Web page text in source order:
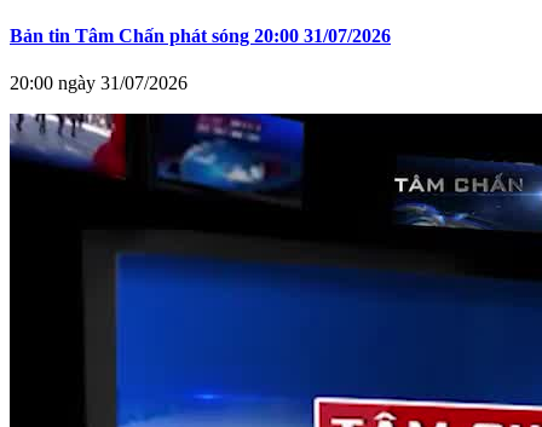
Bản tin Tâm Chấn phát sóng 20:00 31/07/2026
20:00 ngày 31/07/2026